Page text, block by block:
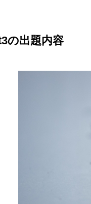
の出題内容